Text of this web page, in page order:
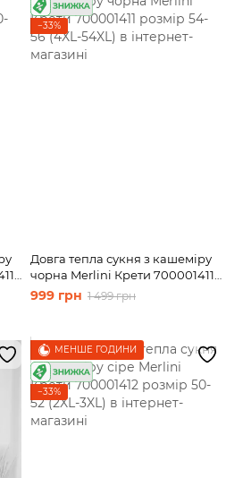
−33%
Довга тепла сукня з кашеміру
чорна Merlini Крети 700001411
розмір 54-56 (4XL-54XL)
999 грн 1 499 грн
МЕНШЕ ГОДИНИ
−33%